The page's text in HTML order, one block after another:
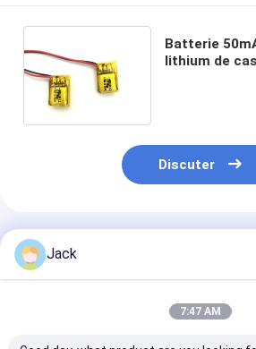
Batterie
lithium de
Discuter
Produits Recommandés
Jack
7:47 AM